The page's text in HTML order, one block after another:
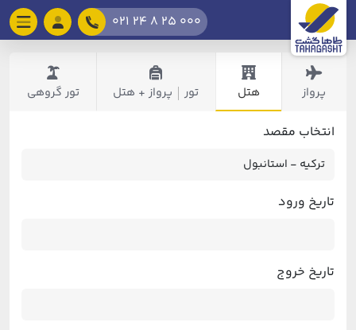
021 24 8 25 000
پرواز هتل تور پرواز + هتل تور گروهی
انتخاب مقصد
تاریخ ورود
تاریخ خروج